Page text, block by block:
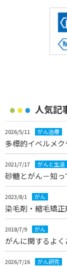
人気記
2026/5/11 がん治療
多標的イベルメ
2021/7/17 がんと生活
砂糖とがん－知
2023/8/1 がん
染毛剤・縮毛矯
2018/7/9 がん
がんに関するよ
2026/7/16 がん研究